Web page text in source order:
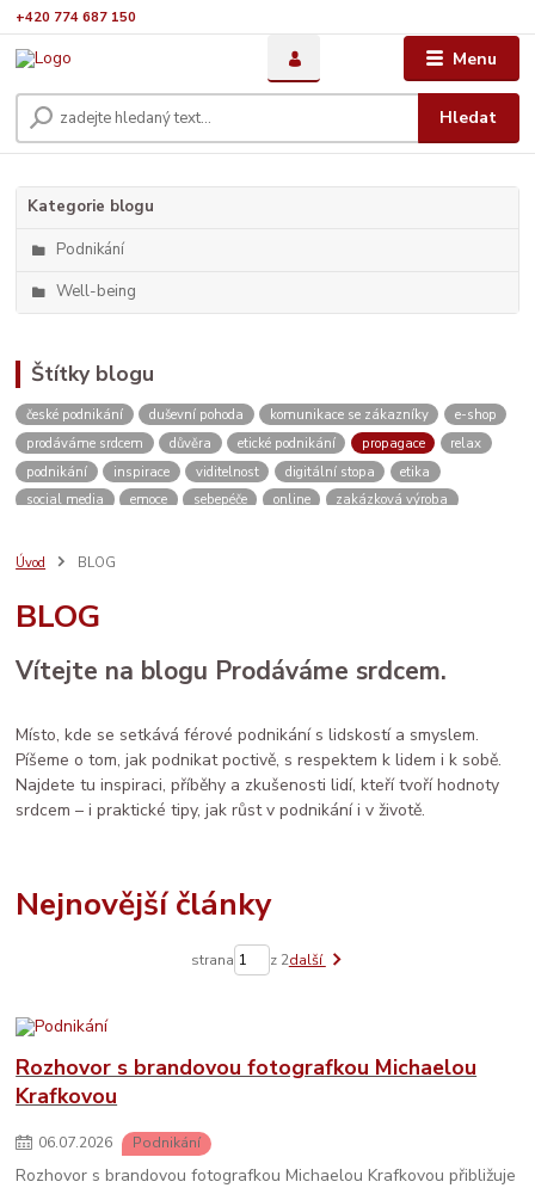
Menu
Hledat
+420 774 687 150
Kategorie blogu
Podnikání
Well-being
Štítky blogu
české podnikání duševní pohoda komunikace se zákazníky
e-shop
prodáváme srdcem
důvěra etické podnikání propagace
relax
podnikání
inspirace viditelnost digitální stopa
etika
social media
emoce sebepéče online
zakázková výroba
prodej
vánoce
děti
sítě
zdraví
Úvod BLOG
BLOG
Vítejte na blogu Prodáváme srdcem.
Místo, kde se setkává férové podnikání s lidskostí a smyslem.
Píšeme o tom, jak podnikat poctivě, s respektem k lidem i k sobě.
Najdete tu inspiraci, příběhy a zkušenosti lidí, kteří tvoří hodnoty
srdcem – i praktické tipy, jak růst v podnikání i v životě.
Nejnovější články
strana z 2další
Rozhovor s brandovou fotografkou Michaelou
Krafkovou
06.07.2026 Podnikání
Rozhovor s brandovou fotografkou Michaelou Krafkovou přibližuje